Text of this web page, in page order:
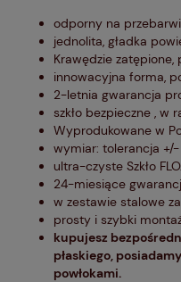
odporny na
jednolita, gładka
Krawędzie
innowacyjna forma,
2-letnia gwarancja
szkło bezpieczne , w
Wyprodukowane w
wymiar: tolerancja
ultra-czyste Szkło
24-miesiące
w zestawie stalowe
prosty i szybki
kupujesz
płaskiego,
powłokami.